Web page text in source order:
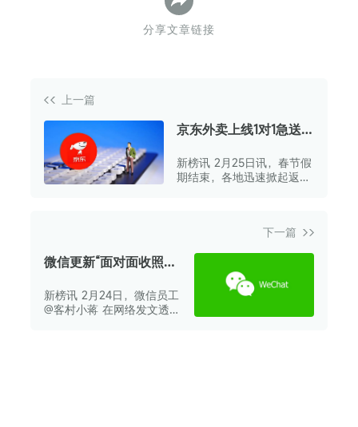
分享文章链接
上一篇
京东外卖上线1对1急送
新榜讯 2月25日讯，春节假
期结束，各地迅速掀起返岗
下一篇
微信更新“面对面收照片
新榜讯 2月24日，微信员工
@客村小蒋 在网络发文透